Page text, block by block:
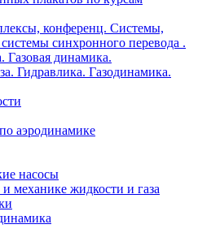
конференц. Системы,
синхронного перевода .
Газовая динамика.
Гидравлика. Газодинамика.
аэродинамике
насосы
механике жидкости и газа